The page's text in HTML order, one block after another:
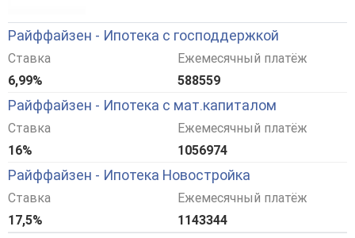
Райффайзен - Ипотека с господдержкой
Ставка
6,99%
Ежемесячный платёж
588559
Райффайзен - Ипотека с мат.капиталом
Ставка
16%
Ежемесячный платёж
1056974
Райффайзен - Ипотека Новостройка
Ставка
17,5%
Ежемесячный платёж
1143344